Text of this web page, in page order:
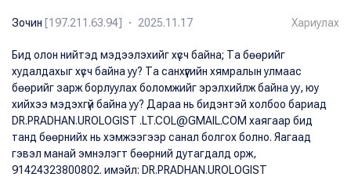
Зочин [197.211.63.94] ・ 2025.11.17 Хариулах
Бид олон нийтэд мэдээлэхийг хүсч байна; Та бөөрийг
худалдахыг хүсч байна уу? Та санхүүгийн хямралын улмаас
бөөрийг зарж борлуулах боломжийг эрэлхийлж байна уу, юу
хийхээ мэдэхгүй байна уу? Дараа нь бидэнтэй холбоо бариад
DR.PRADHAN.UROLOGIST .LT.COL@GMAIL.COM хаягаар бид
танд бөөрнийх нь хэмжээгээр санал болгох болно. Яагаад
гэвэл манай эмнэлэгт бөөрний дутагдалд орж,
91424323800802. имэйл: DR.PRADHAN.UROLOGIST